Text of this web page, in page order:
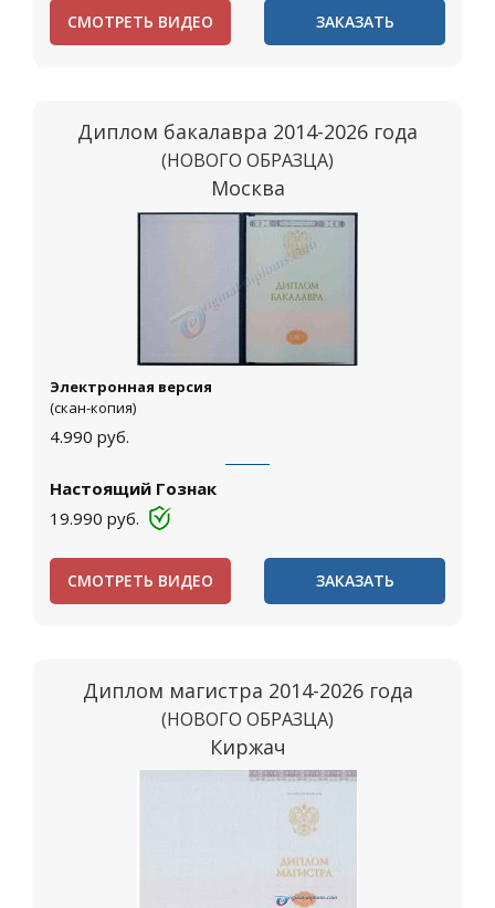
СМОТРЕТЬ ВИДЕО ЗАКАЗАТЬ
Диплом бакалавра 2014-2026 года
(НОВОГО ОБРАЗЦА)
Москва
Электронная версия
(скан-копия)
4.990 руб.
Настоящий Гознак
19.990 руб.
СМОТРЕТЬ ВИДЕО ЗАКАЗАТЬ
Диплом магистра 2014-2026 года
(НОВОГО ОБРАЗЦА)
Киржач